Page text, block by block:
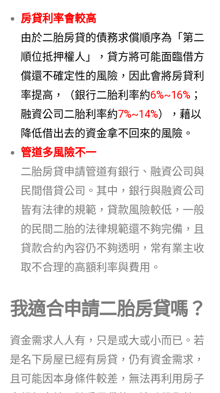
房貸利率會較高
由於二胎房貸的債務求償順序為「第二
順位抵押權人」，貸方將可能面臨借方
償還不確定性的風險，因此會將房貸利
率提高，（銀行二胎利率約6%~16% ；
融資公司二胎利率約7%~14%），藉以
降低借出去的資金拿不回來的風險。
管道多風險不一
二胎房貸申請管道有銀行、融資公司與
民間借貸公司。其中，銀行與融資公司
皆有法律的規範，貸款風險較低，一般
的民間二胎的法律規範還不夠完備，且
貸款合約內容仍不夠透明，常有業主收
取不合理的高額利率與費用。
我適合申請二胎房貸嗎？
資金需求人人有，只是或大或小而已。若
是名下房屋已經有房貸，仍有資金需求，
且可能因本身條件較差，無法再利用房子